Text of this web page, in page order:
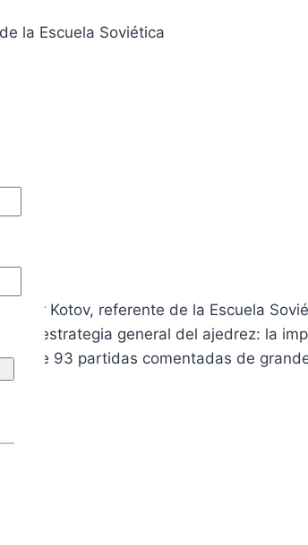
la Escuela Soviética
Kotov, referente de la Escuela
la estrategia general del ajedrez: la
93 partidas comentadas de